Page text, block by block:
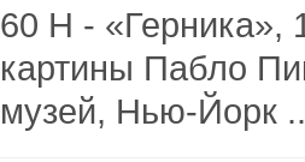
60 H - «Герника»,
картины Пабло
музей, Нью-Йорк ..